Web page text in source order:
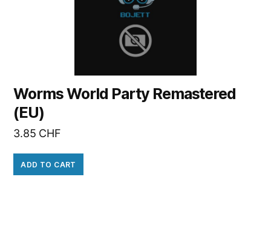
Worms World Party Remastered
(EU)
3.85 CHF
ADD TO CART